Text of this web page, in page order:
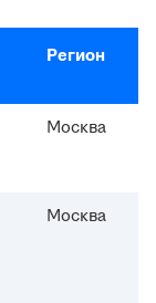
Регион
Москва
Москва